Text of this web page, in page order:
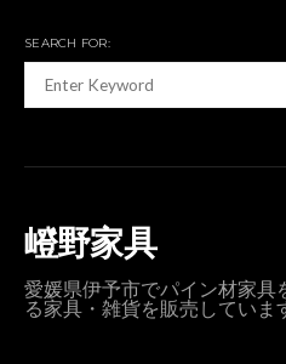
SEARCH FOR:
嶝野家具
愛媛県伊予市でパイン材家具
る家具・雑貨を販売していま